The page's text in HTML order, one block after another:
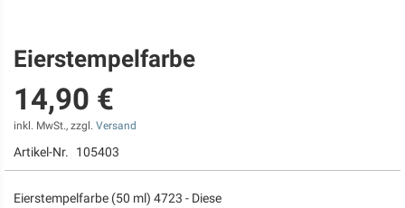
Zum
Anfang
der
Bildgalerie
springen
Eierstempelfarbe
14,90 €
inkl. MwSt., zzgl. Versand
Artikel-Nr. 105403
Eierstempelfarbe (50 ml) 4723 - Diese